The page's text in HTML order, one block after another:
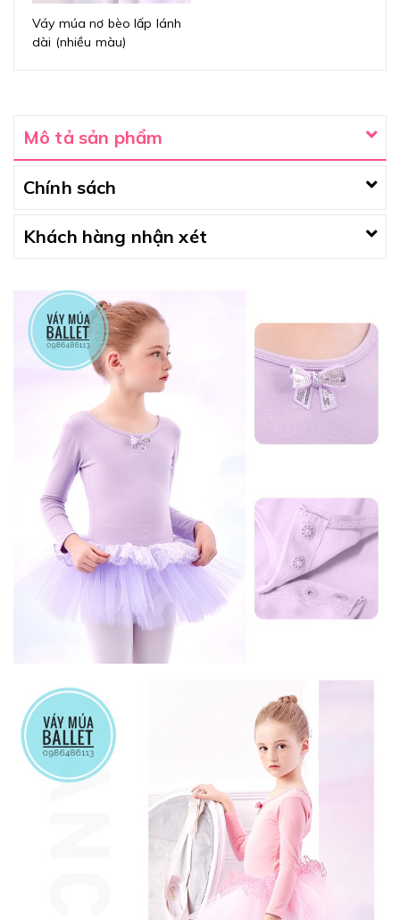
Váy múa nơ bèo lấp lánh
dài (nhiều màu)
Mô tả sản phẩm
Chính sách
Khách hàng nhận xét